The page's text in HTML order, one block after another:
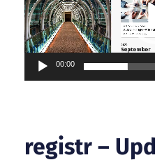
00:00
registr –